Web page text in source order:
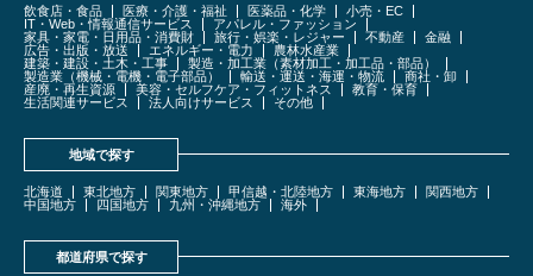
飲食店・食品 医療・介護・福祉 医薬品・化学
小売・EC
IT・Web・情報通信サービス
アパレル・ファッション
家具・家電・日用品・消費財
旅行・娯楽・レジャー 不動産
金融
広告・出版・放送
エネルギー・電力
農林水産業
建築・建設・土木・工事
製造・加工業（素材加工・加工品・部品）
製造業（機械・電機・電子部品）
輸送・運送・海運・物流
商社・卸
産廃・再生資源
美容・セルフケア・フィットネス
教育・保育
生活関連サービス
法人向けサービス その他
地域で探す
北海道 東北地方 関東地方 甲信越・北陸地方 東海地方
関西地方
中国地方
四国地方 九州・沖縄地方 海外
都道府県で探す